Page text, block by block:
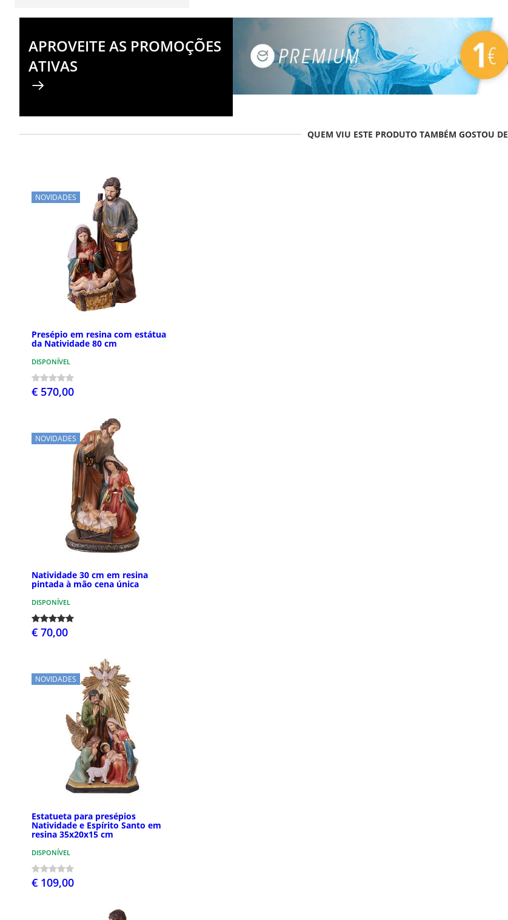
APROVEITE AS PROMOÇÕES
ATIVAS
QUEM VIU ESTE PRODUTO TAMBÉM GOSTOU DE
NOVIDADES
Presépio em resina com estátua
da Natividade 80 cm
DISPONÍVEL
€ 570,00
NOVIDADES
Natividade 30 cm em resina
pintada à mão cena única
DISPONÍVEL
€ 70,00
NOVIDADES
Estatueta para presépios
Natividade e Espírito Santo em
resina 35x20x15 cm
DISPONÍVEL
€ 109,00